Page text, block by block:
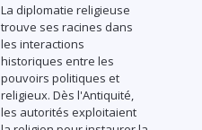
La diplomatie religieuse
trouve ses racines dans
les interactions
historiques entre les
pouvoirs politiques et
religieux. Dès l'Antiquité,
les autorités exploitaient